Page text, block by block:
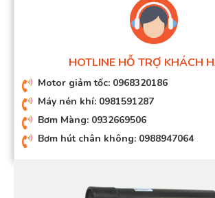
HOTLINE HỖ TRỢ KHÁCH
Motor giảm tốc: 0968320186
Máy nén khí: 0981591287
Bơm Màng: 0932669506
Bơm hút chân không: 0988947064